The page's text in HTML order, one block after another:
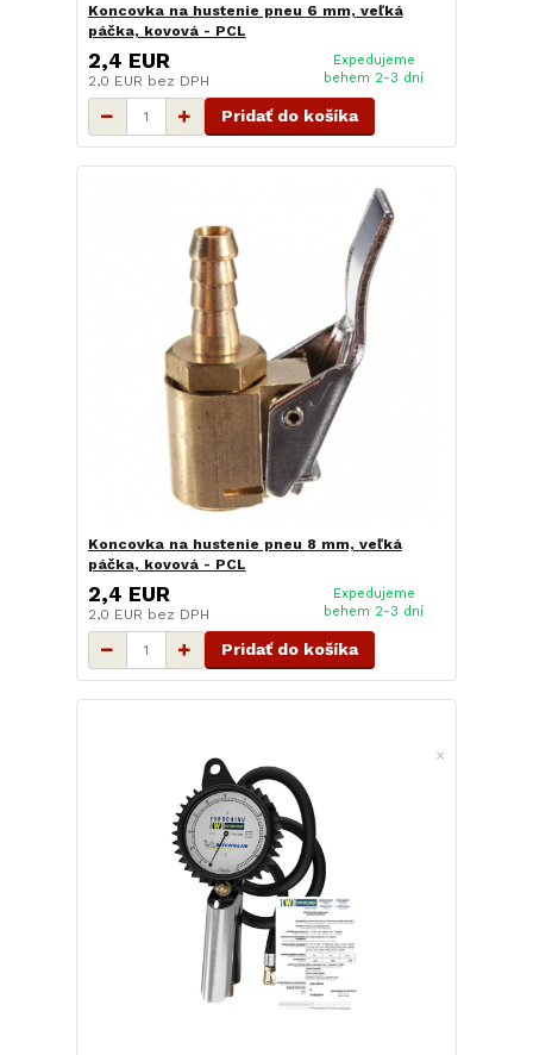
Koncovka na hustenie pneu 6 mm, veľká
páčka, kovová - PCL
2,4 EUR
2,0 EUR bez DPH
Expedujeme
behem 2-3 dní
Pridať do košíka
Koncovka na hustenie pneu 8 mm, veľká
páčka, kovová - PCL
2,4 EUR
2,0 EUR bez DPH
Expedujeme
behem 2-3 dní
Pridať do košíka